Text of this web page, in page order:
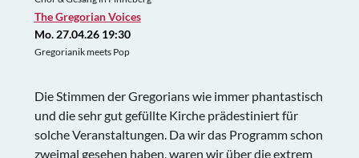
The Gregorian Voices
Mo. 27.04.26 19:30
Gregorianik meets Pop
Die Stimmen der Gregorians wie immer phantastisch
und die sehr gut gefüllte Kirche prädestiniert für
solche Veranstaltungen. Da wir das Programm schon
zweimal gesehen haben, waren wir über die extrem